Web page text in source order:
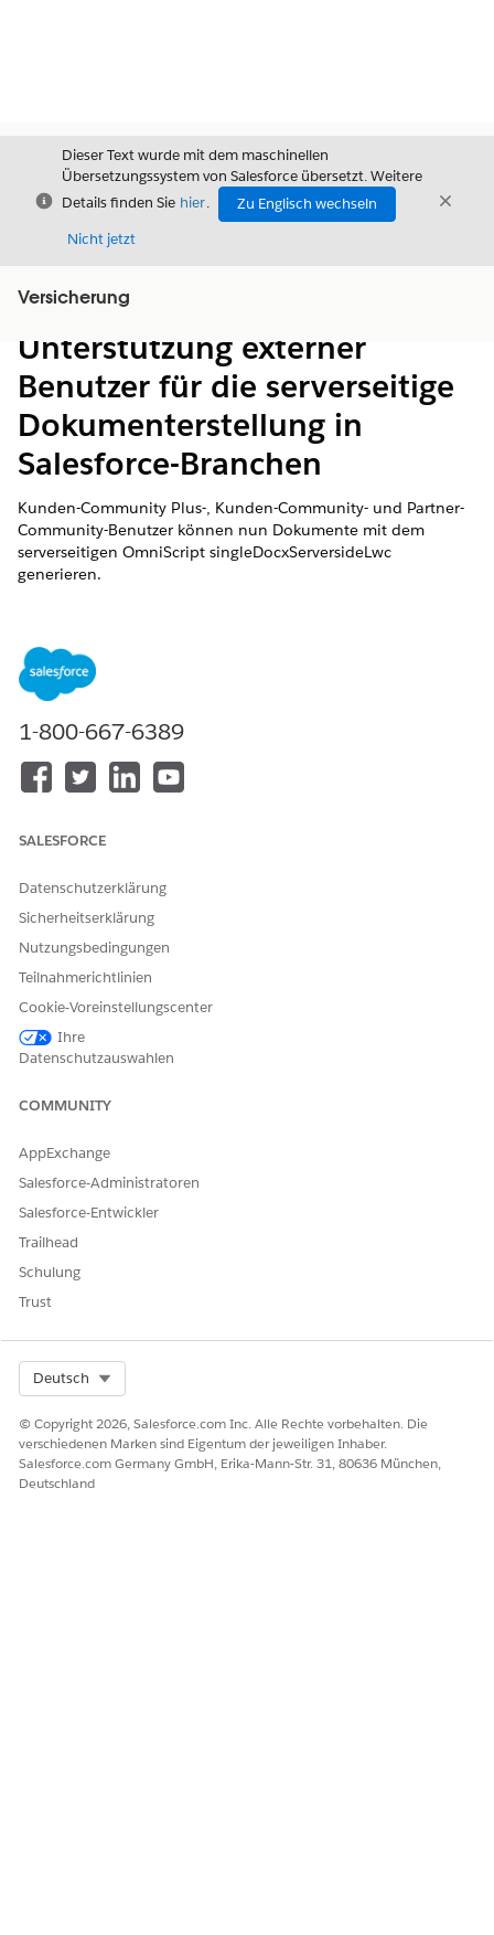
Schließen
Dieser Text wurde mit dem maschinellen
Übersetzungssystem von Salesforce übersetzt. Weitere
Details finden Sie hier.
Zu Englisch wechseln
Nicht jetzt
VersicherungInhalt anzeigen
Inhalt
Unterstützung externer
Benutzer für die serverseitige
Dokumenterstellung in
Salesforce-Branchen
Kunden-Community Plus-, Kunden-Community- und Partner-
Community-Benutzer können nun Dokumente mit dem
serverseitigen OmniScript singleDocxServersideLwc
generieren.
'22 vornehmen.
Organisator:
1-800-667-6389
SALESFORCE
Datenschutzerklärung
Sicherheitserklärung
Nutzungsbedingungen
Teilnahmerichtlinien
Cookie-Voreinstellungscenter
Ihre
Datenschutzauswahlen
COMMUNITY
AppExchange
Salesforce-Administratoren
Salesforce-Entwickler
Trailhead
Schulung
Trust
Deutsch
© Copyright 2026, Salesforce.com Inc. Alle Rechte vorbehalten. Die
verschiedenen Marken sind Eigentum der jeweiligen Inhaber.
Salesforce.com Germany GmbH, Erika-Mann-Str. 31, 80636 München,
Deutschland